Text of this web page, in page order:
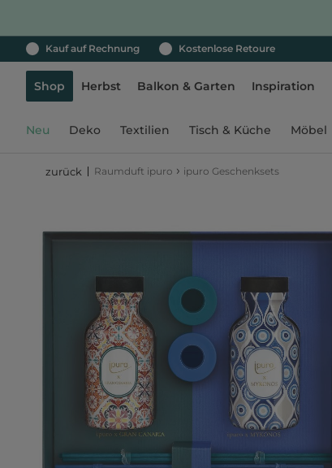
Kauf auf Rechnung Kostenlose Retoure
Shop Herbst Balkon & Garten Inspiration
Neu Deko Textilien Tisch & Küche Möbel
zurück Raumduft ipuro › ipuro Geschenksets